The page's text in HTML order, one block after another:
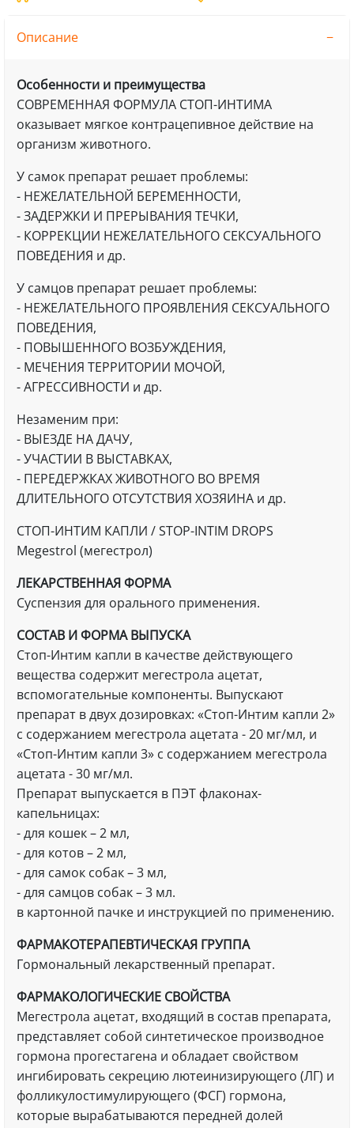
Описание
Особенности и преимущества
СОВРЕМЕННАЯ ФОРМУЛА СТОП-ИНТИМА
оказывает мягкое контрацепивное действие на
организм животного.
У самок препарат решает проблемы:
- НЕЖЕЛАТЕЛЬНОЙ БЕРЕМЕННОСТИ,
- ЗАДЕРЖКИ И ПРЕРЫВАНИЯ ТЕЧКИ,
- КОРРЕКЦИИ НЕЖЕЛАТЕЛЬНОГО СЕКСУАЛЬНОГО
ПОВЕДЕНИЯ и др.
У самцов препарат решает проблемы:
- НЕЖЕЛАТЕЛЬНОГО ПРОЯВЛЕНИЯ СЕКСУАЛЬНОГО
ПОВЕДЕНИЯ,
- ПОВЫШЕННОГО ВОЗБУЖДЕНИЯ,
- МЕЧЕНИЯ ТЕРРИТОРИИ МОЧОЙ,
- АГРЕССИВНОСТИ и др.
Незаменим при:
- ВЫЕЗДЕ НА ДАЧУ,
- УЧАСТИИ В ВЫСТАВКАХ,
- ПЕРЕДЕРЖКАХ ЖИВОТНОГО ВО ВРЕМЯ
ДЛИТЕЛЬНОГО ОТСУТСТВИЯ ХОЗЯИНА и др.
СТОП-ИНТИМ КАПЛИ / STOP-INTIM DROPS
Megestrol (мегестрол)
ЛЕКАРСТВЕННАЯ ФОРМА
Суспензия для орального применения.
СОСТАВ И ФОРМА ВЫПУСКА
Стоп-Интим капли в качестве действующего
вещества содержит мегестрола ацетат,
вспомогательные компоненты. Выпускают
препарат в двух дозировках: «Стоп-Интим капли 2»
с содержанием мегестрола ацетата - 20 мг/мл, и
«Стоп-Интим капли 3» с содержанием мегестрола
ацетата - 30 мг/мл.
Препарат выпускается в ПЭТ флаконах-
капельницах:
- для кошек – 2 мл,
- для котов – 2 мл,
- для самок собак – 3 мл,
- для самцов собак – 3 мл.
в картонной пачке и инструкцией по применению.
ФАРМАКОТЕРАПЕВТИЧЕСКАЯ ГРУППА
Гормональный лекарственный препарат.
ФАРМАКОЛОГИЧЕСКИЕ СВОЙСТВА
Мегестрола ацетат, входящий в состав препарата,
представляет собой синтетическое производное
гормона прогестагена и обладает свойством
ингибировать секрецию лютеинизирующего (ЛГ) и
фолликулостимулирующего (ФСГ) гормона,
которые вырабатываются передней долей